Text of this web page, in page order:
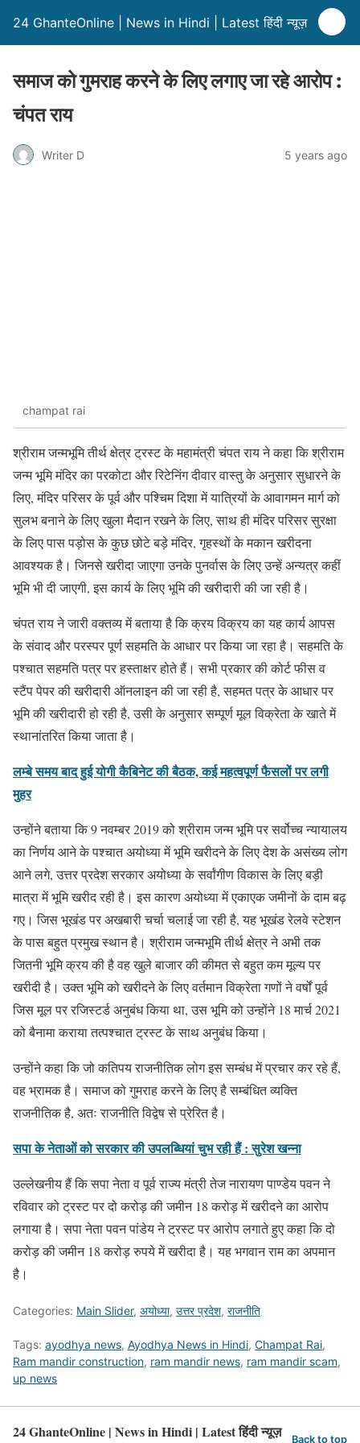
24 GhanteOnline | News in Hindi | Latest हिंदी न्यूज़
समाज को गुमराह करने के लिए लगाए जा रहे आरोप :
चंपत राय
Writer D 5 years ago
champat rai
श्रीराम जन्मभूमि तीर्थ क्षेत्र ट्रस्ट के महामंत्री चंपत राय ने कहा कि श्रीराम
जन्म भूमि मंदिर का परकोटा और रिटेनिंग दीवार वास्तु के अनुसार सुधारने के
लिए, मंदिर परिसर के पूर्व और पश्चिम दिशा में यात्रियों के आवागमन मार्ग को
सुलभ बनाने के लिए खुला मैदान रखने के लिए, साथ ही मंदिर परिसर सुरक्षा
के लिए पास पड़ोस के कुछ छोटे बड़े मंदिर, गृहस्थों के मकान खरीदना
आवश्यक है। जिनसे खरीदा जाएगा उनके पुनर्वास के लिए उन्हें अन्यत्र कहीं
भूमि भी दी जाएगी, इस कार्य के लिए भूमि की खरीदारी की जा रही है।
चंपत राय ने जारी वक्तव्य में बताया है कि क्रय विक्रय का यह कार्य आपस
के संवाद और परस्पर पूर्ण सहमति के आधार पर किया जा रहा है। सहमति के
पश्चात सहमति पत्र पर हस्ताक्षर होते हैं। सभी प्रकार की कोर्ट फीस व
स्टैंप पेपर की खरीदारी ऑनलाइन की जा रही है, सहमत पत्र के आधार पर
भूमि की खरीदारी हो रही है, उसी के अनुसार सम्पूर्ण मूल विक्रेता के खाते में
स्थानांतरित किया जाता है।
लम्बे समय बाद हुई योगी कैबिनेट की बैठक, कई महत्वपूर्ण फैसलों पर लगी
मुहर
उन्होंने बताया कि 9 नवम्बर 2019 को श्रीराम जन्म भूमि पर सर्वोच्च न्यायालय
का निर्णय आने के पश्चात अयोध्या में भूमि खरीदने के लिए देश के असंख्य लोग
आने लगे, उत्तर प्रदेश सरकार अयोध्या के सर्वांगीण विकास के लिए बड़ी
मात्रा में भूमि खरीद रही है। इस कारण अयोध्या में एकाएक जमीनों के दाम बढ़
गए। जिस भूखंड पर अखबारी चर्चा चलाई जा रही है, यह भूखंड रेलवे स्टेशन
के पास बहुत प्रमुख स्थान है। श्रीराम जन्मभूमि तीर्थ क्षेत्र ने अभी तक
जितनी भूमि क्रय की है वह खुले बाजार की कीमत से बहुत कम मूल्य पर
खरीदी है। उक्त भूमि को खरीदने के लिए वर्तमान विक्रेता गणों ने वर्षों पूर्व
जिस मूल पर रजिस्टर्ड अनुबंध किया था, उस भूमि को उन्होंने 18 मार्च 2021
को बैनामा कराया तत्पश्चात ट्रस्ट के साथ अनुबंध किया।
उन्होंने कहा कि जो कतिपय राजनीतिक लोग इस सम्बंध में प्रचार कर रहे हैं,
वह भ्रामक है। समाज को गुमराह करने के लिए है सम्बंधित व्यक्ति
राजनीतिक है, अतः राजनीति विद्वेष से प्रेरित है।
सपा के नेताओं को सरकार की उपलब्धियां चुभ रही हैं : सुरेश खन्ना
उल्लेखनीय हैं कि सपा नेता व पूर्व राज्य मंत्री तेज नारायण पाण्डेय पवन ने
रविवार को ट्रस्ट पर दो करोड़ की जमीन 18 करोड़ में खरीदने का आरोप
लगाया है। सपा नेता पवन पांडेय ने ट्रस्ट पर आरोप लगाते हुए कहा कि दो
करोड़ की जमीन 18 करोड़ रुपये में खरीदा है। यह भगवान राम का अपमान
है।
Categories: Main Slider, अयोध्या, उत्तर प्रदेश, राजनीति
Tags: ayodhya news, Ayodhya News in Hindi, Champat Rai,
Ram mandir construction, ram mandir news, ram mandir scam,
up news
24 GhanteOnline | News in Hindi | Latest हिंदी न्यूज़ Back to top